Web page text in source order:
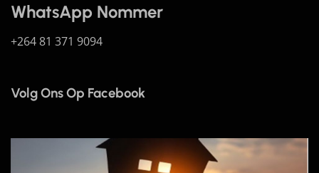
WhatsApp Nommer
+264 81 371 9094
Volg Ons Op Facebook